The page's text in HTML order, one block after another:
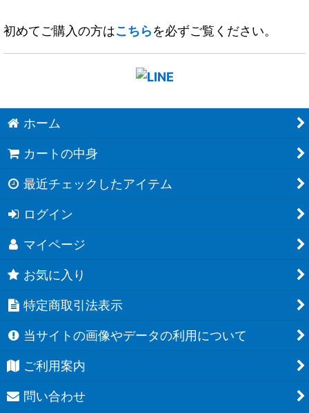
初めてご購入の方はこちらを必ずご覧ください。
ホーム
カートの中身
最近チェックしたアイテム
ログイン
マイページ
お気に入り
特定商取引法表示
当サイトの画像やデータの利用について
ご利用案内
問い合わせ